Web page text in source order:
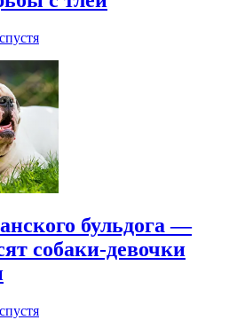
бульдога —
собаки-девочки